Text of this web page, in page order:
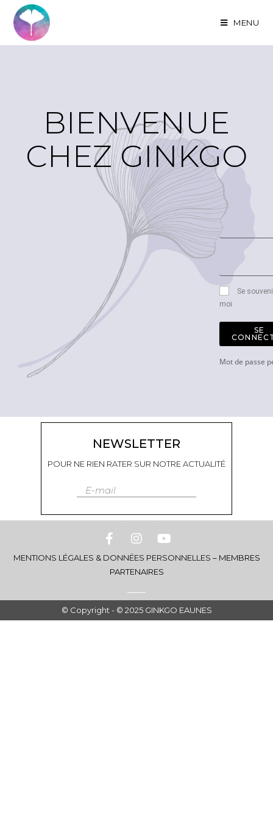
MENU
BIENVENUE
CHEZ GINKGO
Se
moi
SE
Mot de passe
NEWSLETTER
POUR NE RIEN RATER SUR NOTRE ACTUALITÉ
E-mail
MENTIONS LÉGALES & DONNÉES PERSONNELLES – MEMBRES
PARTENAIRES
© Copyright - © 2025 GINKGO EAUNES